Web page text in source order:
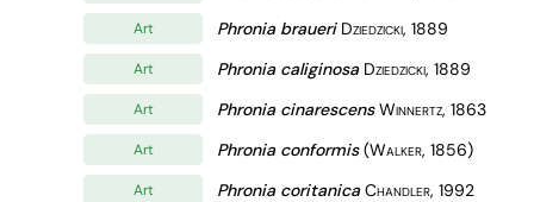
Art Phronia braueri Dziedzicki, 1889
Art Phronia caliginosa Dziedzicki, 1889
Art Phronia cinarescens Winnertz, 1863
Art Phronia conformis (Walker, 1856)
Art Phronia coritanica Chandler, 1992